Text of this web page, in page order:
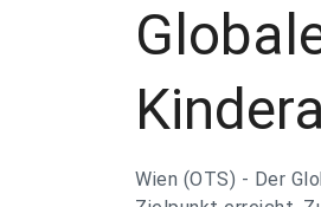
Wien (OTS) - Der